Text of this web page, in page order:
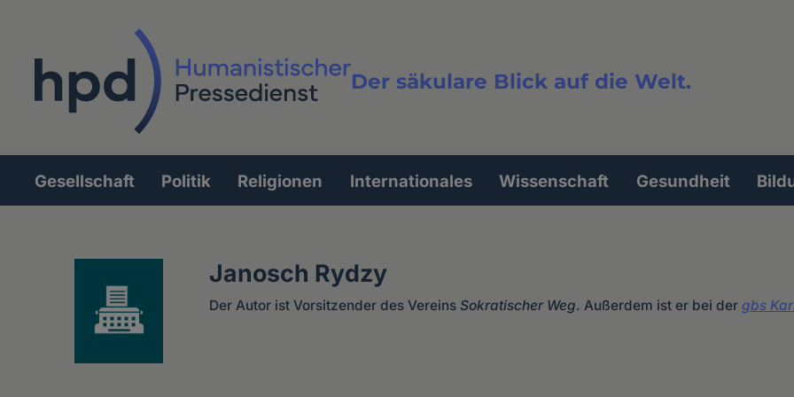
Der säkulare Blick auf die Welt.
Volltextsuche
Hauptnavigation
Gesellschaft Politik Religionen Internationales Wissenschaft Gesundheit
Janosch Rydzy
Der Autor ist Vorsitzender des Vereins Sokratischer Weg. Außerdem ist er bei der gbs